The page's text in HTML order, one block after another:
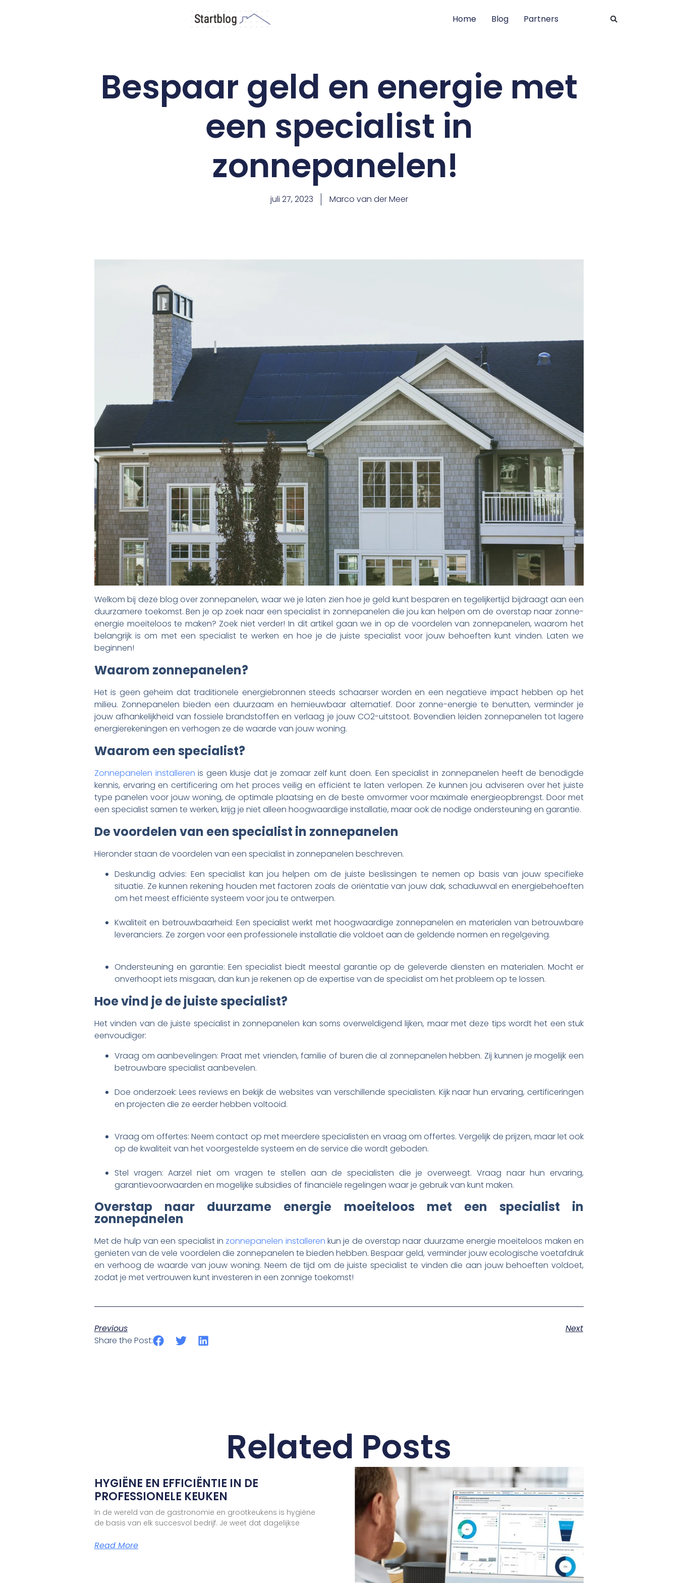
Home Blog Partners
Bespaar geld en energie met
een specialist in
zonnepanelen!
juli 27, 2023 Marco van der Meer
Welkom bij deze blog over zonnepanelen, waar we je laten zien hoe je geld kunt besparen en tegelijkertijd bijdraagt aan een
duurzamere toekomst. Ben je op zoek naar een specialist in zonnepanelen die jou kan helpen om de overstap naar zonne-
energie moeiteloos te maken? Zoek niet verder! In dit artikel gaan we in op de voordelen van zonnepanelen, waarom het
belangrijk is om met een specialist te werken en hoe je de juiste specialist voor jouw behoeften kunt vinden. Laten we
beginnen!
Waarom zonnepanelen?
Het is geen geheim dat traditionele energiebronnen steeds schaarser worden en een negatieve impact hebben op het
milieu. Zonnepanelen bieden een duurzaam en hernieuwbaar alternatief. Door zonne-energie te benutten, verminder je
jouw afhankelijkheid van fossiele brandstoffen en verlaag je jouw CO2-uitstoot. Bovendien leiden zonnepanelen tot lagere
energierekeningen en verhogen ze de waarde van jouw woning.
Waarom een specialist?
Zonnepanelen installeren is geen klusje dat je zomaar zelf kunt doen. Een specialist in zonnepanelen heeft de benodigde
kennis, ervaring en certificering om het proces veilig en efficiënt te laten verlopen. Ze kunnen jou adviseren over het juiste
type panelen voor jouw woning, de optimale plaatsing en de beste omvormer voor maximale energieopbrengst. Door met
een specialist samen te werken, krijg je niet alleen hoogwaardige installatie, maar ook de nodige ondersteuning en garantie.
De voordelen van een specialist in zonnepanelen
Hieronder staan de voordelen van een specialist in zonnepanelen beschreven.
Deskundig advies: Een specialist kan jou helpen om de juiste beslissingen te nemen op basis van jouw specifieke
situatie. Ze kunnen rekening houden met factoren zoals de oriëntatie van jouw dak, schaduwval en energiebehoeften
om het meest efficiënte systeem voor jou te ontwerpen.
Kwaliteit en betrouwbaarheid: Een specialist werkt met hoogwaardige zonnepanelen en materialen van betrouwbare
leveranciers. Ze zorgen voor een professionele installatie die voldoet aan de geldende normen en regelgeving.
Ondersteuning en garantie: Een specialist biedt meestal garantie op de geleverde diensten en materialen. Mocht er
onverhoopt iets misgaan, dan kun je rekenen op de expertise van de specialist om het probleem op te lossen.
Hoe vind je de juiste specialist?
Het vinden van de juiste specialist in zonnepanelen kan soms overweldigend lijken, maar met deze tips wordt het een stuk
eenvoudiger:
Vraag om aanbevelingen: Praat met vrienden, familie of buren die al zonnepanelen hebben. Zij kunnen je mogelijk een
betrouwbare specialist aanbevelen.
Doe onderzoek: Lees reviews en bekijk de websites van verschillende specialisten. Kijk naar hun ervaring, certificeringen
en projecten die ze eerder hebben voltooid.
Vraag om offertes: Neem contact op met meerdere specialisten en vraag om offertes. Vergelijk de prijzen, maar let ook
op de kwaliteit van het voorgestelde systeem en de service die wordt geboden.
Stel vragen: Aarzel niet om vragen te stellen aan de specialisten die je overweegt. Vraag naar hun ervaring,
garantievoorwaarden en mogelijke subsidies of financiële regelingen waar je gebruik van kunt maken.
Overstap naar duurzame energie moeiteloos met een specialist in
zonnepanelen
Met de hulp van een specialist in zonnepanelen installeren kun je de overstap naar duurzame energie moeiteloos maken en
genieten van de vele voordelen die zonnepanelen te bieden hebben. Bespaar geld, verminder jouw ecologische voetafdruk
en verhoog de waarde van jouw woning. Neem de tijd om de juiste specialist te vinden die aan jouw behoeften voldoet,
zodat je met vertrouwen kunt investeren in een zonnige toekomst!
Previous
Next
Share the Post:
Related Posts
HYGIËNE EN EFFICIËNTIE IN DE
PROFESSIONELE KEUKEN
In de wereld van de gastronomie en grootkeukens is hygiëne
de basis van elk succesvol bedrijf. Je weet dat dagelijkse
Read More